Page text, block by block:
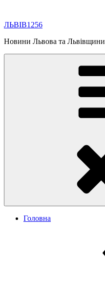
вмісту
ЛЬВІВ1256
Новини Львова та Львівщини
Головна